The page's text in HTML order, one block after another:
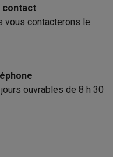
contact
vous contacterons le
ouvrables de 8 h 30